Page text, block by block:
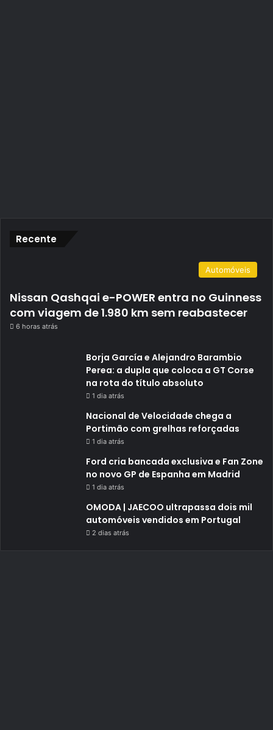
Recente
Automóveis
Nissan Qashqai e-POWER entra no Guinness
com viagem de 1.980 km sem reabastecer
6 horas atrás
Borja García e Alejandro Barambio
Perea: a dupla que coloca a GT Corse
na rota do título absoluto
1 dia atrás
Nacional de Velocidade chega a
Portimão com grelhas reforçadas
1 dia atrás
Ford cria bancada exclusiva e Fan Zone
no novo GP de Espanha em Madrid
1 dia atrás
OMODA | JAECOO ultrapassa dois mil
automóveis vendidos em Portugal
2 dias atrás